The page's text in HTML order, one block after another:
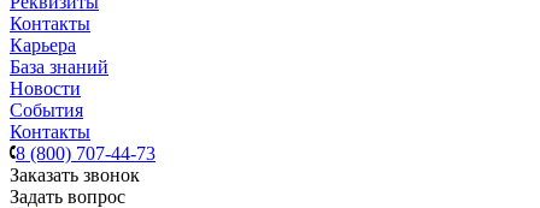
Контакты
Карьера
База знаний
Новости
События
Контакты
8 (800) 707-44-73
Заказать звонок
Задать вопрос